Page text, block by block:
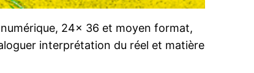
24x 36 et moyen format,
interprétation du réel et matière